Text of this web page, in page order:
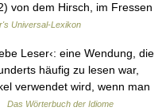
von dem Hirsch, im Fressen
Universal-Lexikon
Leser‹: eine Wendung, die
häufig zu lesen war,
verwendet wird, wenn man
Das Wörterbuch der Idiome